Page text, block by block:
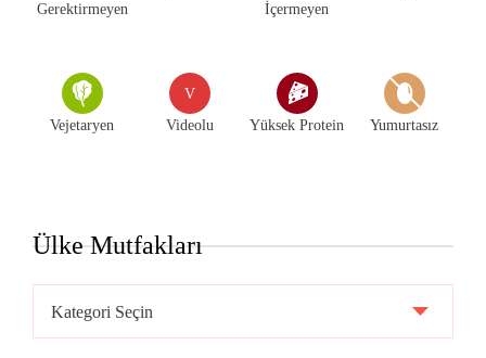
Gerektirmeyen
İçermeyen
Vejetaryen
V
Videolu Yüksek Protein Yumurtasız
Ülke Mutfakları
Mutfakları